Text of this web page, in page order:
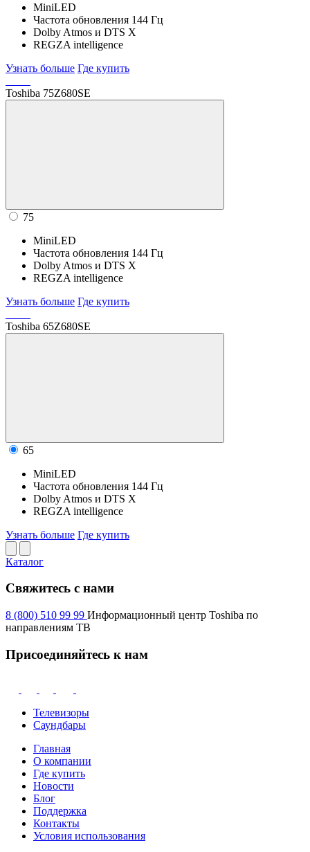
MiniLED
Частота обновления 144 Гц
Dolby Atmos и DTS X
REGZA intelligence
Узнать больше Где купить
Toshiba 75Z680SE
75
MiniLED
Частота обновления 144 Гц
Dolby Atmos и DTS X
REGZA intelligence
Узнать больше Где купить
Toshiba 65Z680SE
65
MiniLED
Частота обновления 144 Гц
Dolby Atmos и DTS X
REGZA intelligence
Узнать больше Где купить
Каталог
Свяжитесь с нами
8 (800) 510 99 99 Информационный центр Toshiba по
направлениям ТВ
Присоединяйтесь к нам
Телевизоры
Саундбары
Главная
О компании
Где купить
Новости
Блог
Поддержка
Контакты
Условия использования